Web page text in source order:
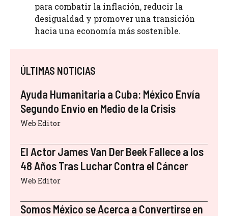
para combatir la inflación, reducir la
desigualdad y promover una transición
hacia una economía más sostenible.
ÚLTIMAS NOTICIAS
Ayuda Humanitaria a Cuba: México Envía
Segundo Envío en Medio de la Crisis
Web Editor
El Actor James Van Der Beek Fallece a los
48 Años Tras Luchar Contra el Cáncer
Web Editor
Somos México se Acerca a Convertirse en